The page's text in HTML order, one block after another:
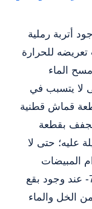
أتربة رملية
في خدشه. 2- تجنب تعريضه للحرارة
حتى لا يتغير لونه. 3- مسح الماء
لا يتسبب في
قطعة قماش قطنية
بقطعة
عليه؛ حتى لا
المبيضات
واستخدام المنظفات غير المخصصة له. 7- عند وجود بقع
الخل والماء